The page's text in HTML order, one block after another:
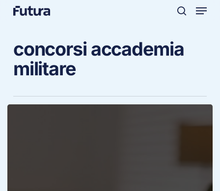
Skip
content
Menu
concorsi accademia
militare